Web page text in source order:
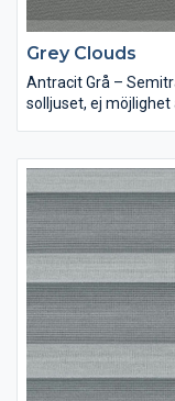
Grey Clouds
Antracit Grå –
solljuset, ej